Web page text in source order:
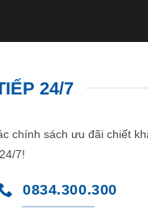
24/7
chính sách ưu đãi chiết
7!
0834.300.300